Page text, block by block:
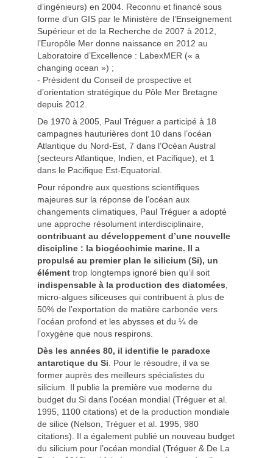
d’ingénieurs) en 2004. Reconnu et financé sous
forme d’un GIS par le Ministère de l’Enseignement
Supérieur et de la Recherche de 2007 à 2012,
l’Europôle Mer donne naissance en 2012 au
Laboratoire d’Excellence : LabexMER (« a
changing ocean ») ;
- Président du Conseil de prospective et
d’orientation stratégique du Pôle Mer Bretagne
depuis 2012.
De 1970 à 2005, Paul Tréguer a participé à 18
campagnes hauturières dont 10 dans l’océan
Atlantique du Nord-Est, 7 dans l’Océan Austral
(secteurs Atlantique, Indien, et Pacifique), et 1
dans le Pacifique Est-Equatorial.
Pour répondre aux questions scientifiques
majeures sur la réponse de l’océan aux
changements climatiques, Paul Tréguer a adopté
une approche résolument interdisciplinaire,
contribuant au développement d’une nouvelle
discipline : la biogéochimie marine. Il a
propulsé au premier plan le silicium (Si), un
élémenttrop longtemps ignoré bien qu’il soit
indispensable à la production des diatomées
micro-algues siliceuses qui contribuent à plus de
50% de l’exportation de matière carbonée vers
l’océan profond et les abysses et du ¼ de
l’oxygène que nous respirons.
Dès les années 80, il identifie le paradoxe
antarctique du Si . Pour le résoudre, il va se
former auprès des meilleurs spécialistes du
silicium. Il publie la première vue moderne du
budget du Si dans l’océan mondial (Tréguer et al.
1995, 1100 citations) et de la production mondiale
de silice (Nelson, Tréguer et al. 1995, 980
citations). Il a également publié un nouveau budget
du silicium pour l’océan mondial (Tréguer & De La